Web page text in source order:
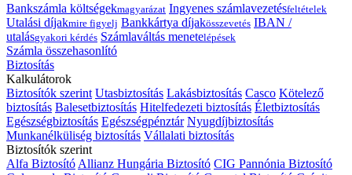
Bankszámla költségekmagyarázat Ingyenes számlavezetésfeltételek
Utalási díjakmire figyelj Bankkártya díjakösszevetés IBAN /
utalásgyakori kérdés Számlaváltás menetelépések
Számla összehasonlító
Biztosítás
Kalkulátorok
Biztosítók szerint Utasbiztosítás Lakásbiztosítás Casco Kötelező
biztosítás Balesetbiztosítás Hitelfedezeti biztosítás Életbiztosítás
Egészségbiztosítás Egészségpénztár Nyugdíjbiztosítás
Munkanélküliség biztosítás Vállalati biztosítás
Biztosítók szerint
Alfa Biztosító Allianz Hungária Biztosító CIG Pannónia Biztosító